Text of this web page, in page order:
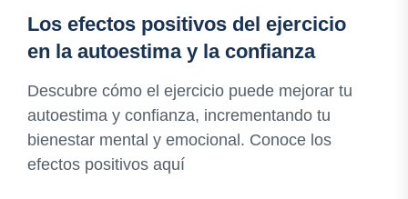
Los efectos positivos del ejercicio
en la autoestima y la confianza
Descubre cómo el ejercicio puede mejorar tu
autoestima y confianza, incrementando tu
bienestar mental y emocional. Conoce los
efectos positivos aquí